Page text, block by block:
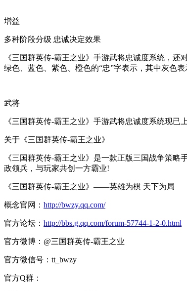
增益
多种阶段分级 忠诚决定效果
《三国群英传-霸王之业》手游武将忠诚度系统，
绿色、蓝色、紫色、橙色的“忠”字表示，其中灰色
武将
《三国群英传-霸王之业》手游武将忠诚度系统现
关于《三国群英传-霸王之业》
《三国群英传-霸王之业》是一款正版三国战争策
政领兵，与玩家共创一方霸业!
《三国群英传-霸王之业》——英雄为棋 天下为局
概念官网： http://bwzy.qq.com/
官方论坛： http://bbs.g.qq.com/forum-57744-1-2-0.html
官方微博：@三国群英传-霸王之业
官方微信号：tt_bwzy
官方Q群：